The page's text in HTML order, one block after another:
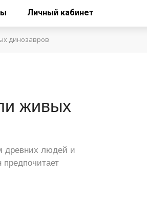
Личный кабинет
динозавров
живых
древних людей и